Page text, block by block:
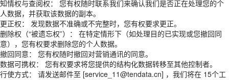
知情权与查阅权： 您有权随时联系我们来确认我们是否正在处理您的个
人数据，并获取该数据的副本。
更正权： 发现数据不准确或不完整时，您有权要求更正。
删除权（“被遗忘权”）： 在特定情形下（如处理目的已实现或您撤回同
意），您有权要求删除您的个人数据。
撤回同意： 您有权随时撤回对营销通讯的同意。
数据可携权： 您有权要求将您提供的结构化数据转移至其他控制者。
行使方式： 请发送邮件至 [service_11@tendata.cn] ，我们将在 15个工